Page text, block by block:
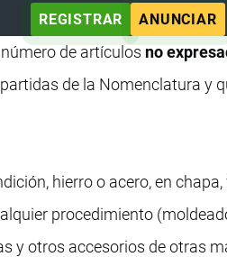
REGISTRAR ANUNCIAR
de artículos no
de la Nomenclatura y
hierro o acero, en
procedimiento
y otros accesorios de otras